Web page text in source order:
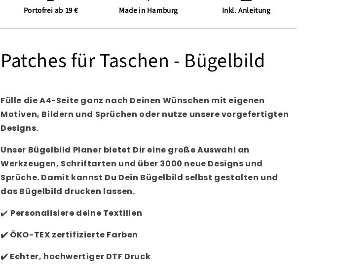
Portofrei ab 19 € Made in Hamburg Inkl. Anleitung
Patches für Taschen - Bügelbild
Fülle die A4-Seite ganz nach Deinen Wünschen mit eigenen
Motiven, Bildern und Sprüchen oder nutze unsere vorgefertigten
Designs.
Unser Bügelbild Planer bietet Dir eine große Auswahl an
Werkzeugen, Schriftarten und über 3000 neue Designs und
Sprüche. Damit kannst Du Dein Bügelbild selbst gestalten und
das Bügelbild drucken lassen.
✔️ Personalisiere deine Textilien
✔️ ÖKO-TEX zertifizierte Farben
✔️ Echter, hochwertiger DTF Druck